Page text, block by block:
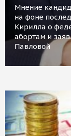
Мнение
на фоне
Кирилла о
абортам и
Павловой